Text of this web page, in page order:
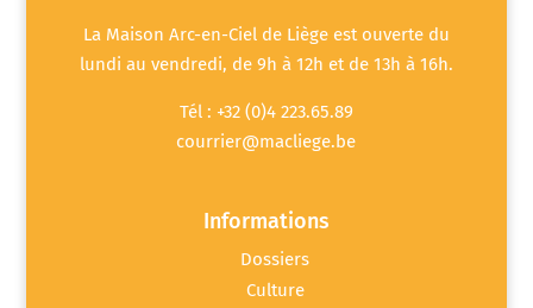
La Maison Arc-en-Ciel de Liège est ouverte du
lundi au vendredi, de 9h à 12h et de 13h à 16h.
Tél : +32 (0)4 223.65.89
courrier@macliege.be
Informations
Dossiers
Culture